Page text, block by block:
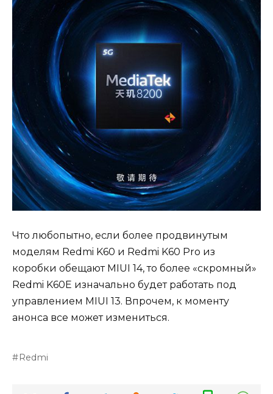
Что любопытно, если более продвинутым
моделям Redmi K60 и Redmi K60 Pro из
коробки обещают MIUI 14, то более «скромный»
Redmi K60E изначально будет работать под
управлением MIUI 13. Впрочем, к моменту
анонса все может измениться.
Redmi